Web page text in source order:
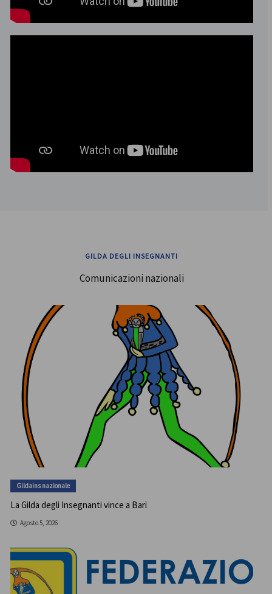
GILDA DEGLI INSEGNANTI
Comunicazioni nazionali
Gildains nazionale
La Gilda degli Insegnanti vince a Bari
Agosto 5, 2026